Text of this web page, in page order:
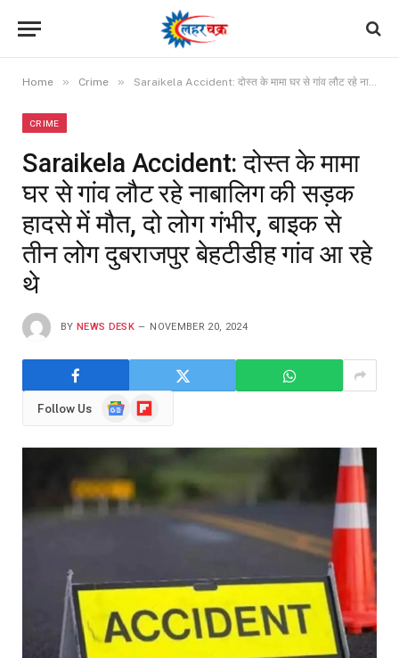
Home » Crime » Saraikela Accident: दोस्त के मामा घर से गांव लौट रहे नाबालिग की सड़क हादसे में मौत, दो लोग गंभीर, बाइक से तीन लोग दुबराजपुर बेहटीडीह गांव आ रहे थे
CRIME
Saraikela Accident: दोस्त के मामा
घर से गांव लौट रहे नाबालिग की सड़क
हादसे में मौत, दो लोग गंभीर, बाइक से
तीन लोग दुबराजपुर बेहटीडीह गांव आ रहे
थे
BY NEWS DESK NOVEMBER 20, 2024
Follow Us
GoogleFlipboard